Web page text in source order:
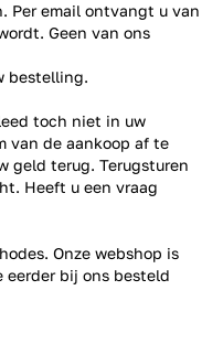
Per email ontvangt u van
Geen van ons
bestelling.
toch niet in uw
van de aankoop af te
geld terug. Terugsturen
Heeft u een vraag
Onze webshop is
eerder bij ons besteld